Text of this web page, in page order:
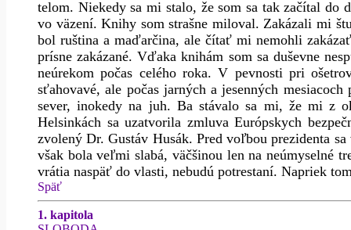
telom. Niekedy sa mi stalo, že som sa tak začítal
vo väzení. Knihy som strašne miloval. Zakázali mi
bol ruština a maďarčina, ale čítať mi nemohli
prísne zakázané. Vďaka knihám som sa duševne
neúrekom počas celého roka. V pevnosti pri
sťahovavé, ale počas jarných a jesenných
sever, inokedy na juh. Ba stávalo sa mi, že mi z
Helsinkách sa uzatvorila zmluva Európskych
zvolený Dr. Gustáv Husák. Pred voľbou prezidenta
však bola veľmi slabá, väčšinou len na neúmyselné
vrátia naspäť do vlasti, nebudú potrestaní. Napriek
Späť
1. kapitola